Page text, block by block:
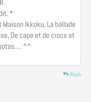
*
Ikkoku, La ballade
De cape et de crocs et
^^
Reply